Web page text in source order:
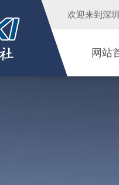
欢迎来到 深
网站